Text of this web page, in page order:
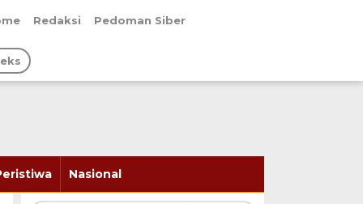
Redaksi Pedoman Siber
Nasional